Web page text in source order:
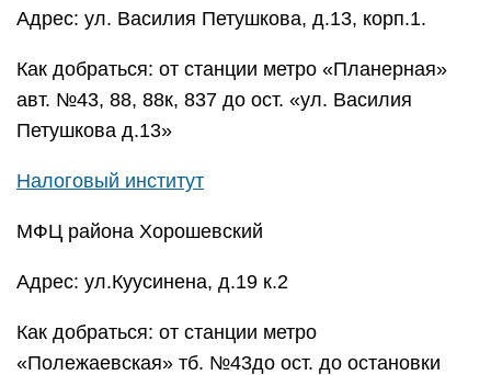
Адрес: ул. Василия Петушкова, д.13, корп.1.
Как добраться: от станции метро «Планерная»
авт. №43, 88, 88к, 837 до ост. «ул. Василия
Петушкова д.13»
Налоговый институт
МФЦ района Хорошевский
Адрес: ул.Куусинена, д.19 к.2
Как добраться: от станции метро
«Полежаевская» тб. №43до ост. до остановки